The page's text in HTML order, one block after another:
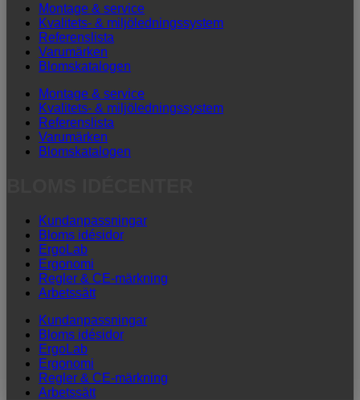
Montage & service
Kvalitets- & miljöledningssystem
Referenslista
Varumärken
Blomskatalogen
Montage & service
Kvalitets- & miljöledningssystem
Referenslista
Varumärken
Blomskatalogen
Kundanpassningar
Bloms idésidor
ErgoLab
Ergonomi
Regler & CE-märkning
Arbetssätt
Kundanpassningar
Bloms idésidor
ErgoLab
Ergonomi
Regler & CE-märkning
Arbetssätt